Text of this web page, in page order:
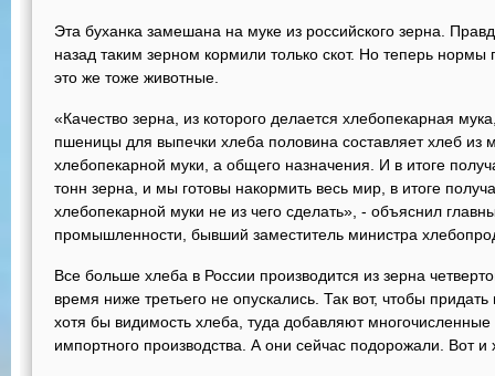
Эта буханка замешана на муке из российского зерна.
назад таким зерном кормили только скот. Но теперь
это же тоже животные.
«Качество зерна, из которого делается хлебопекарная
пшеницы для выпечки хлеба половина составляет хлеб из
хлебопекарной муки, а общего назначения. И в итоге
тонн зерна, и мы готовы накормить весь мир, в итоге
хлебопекарной муки не из чего сделать», - объяснил
промышленности, бывший заместитель министра
Все больше хлеба в России производится из зерна
время ниже третьего не опускались. Так вот, чтобы
хотя бы видимость хлеба, туда добавляют
импортного производства. А они сейчас подорожали. Вот